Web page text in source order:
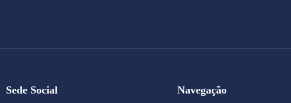
Sede Social Navegação